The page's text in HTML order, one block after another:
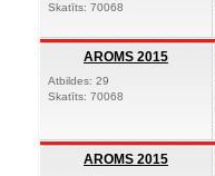
Skatīts: 70068
AROMS 2015
Atbildes: 29
Skatīts: 70068
AROMS 2015